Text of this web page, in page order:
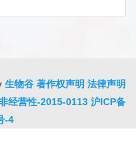
生物谷 著作权声明 法律声明
经营性-2015-0113 沪ICP备
-4